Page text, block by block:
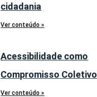
cidadania
Ver conteúdo »
Acessibilidade como
Compromisso Coletivo
Ver conteúdo »